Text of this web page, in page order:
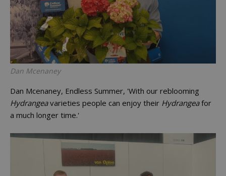
Dan Mcenaney
Dan Mcenaney, Endless Summer, 'With our reblooming
Hydrangeavarieties people can enjoy their Hydrangeafor
a much longer time.'